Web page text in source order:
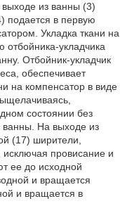
из ванны (3)
подается в первую
Укладка ткани на
укладчика
Отбойник-укладчик
обеспечивает
на компенсатор в виде
состоянии без
ванны. На выходе из
(17) ширители,
исключая провисание и
ее до исходной
и вращается
и вращается в